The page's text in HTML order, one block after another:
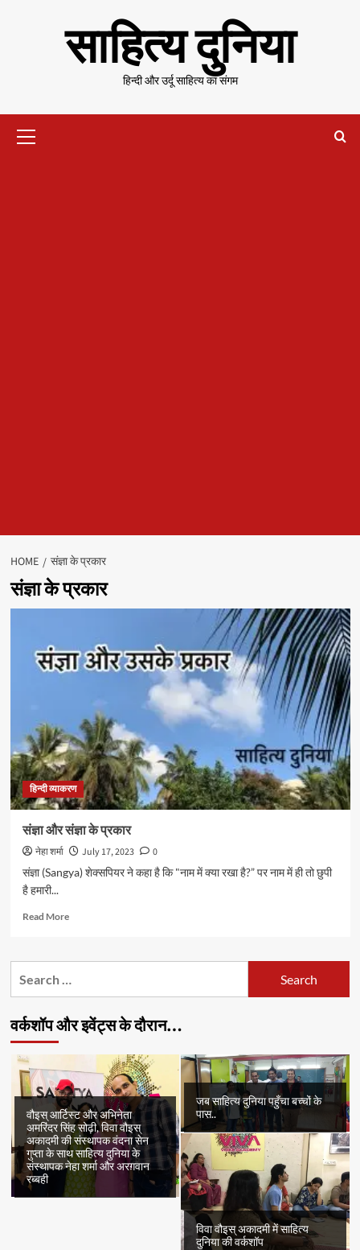
साहित्य दुनिया
हिन्दी और उर्दू साहित्य का संगम
Menu
HOME संज्ञा के प्रकार
संज्ञा के प्रकार
हिन्दी व्याकरण
संज्ञा और संज्ञा के प्रकार
नेहा शर्मा July 17, 2023
0
संज्ञा (Sangya) शेक्सपियर ने कहा है कि "नाम में क्या रखा है?” पर नाम में ही तो छुपी
है हमारी...
Read MoreRead
संज्ञा
प्रकार
वर्कशॉप और इवेंट्स के दौरान…
वौइस् आर्टिस्ट और अभिनेता
अमरिंदर सिंह सोढ़ी, विवा वौइस्
अकादमी की संस्थापक वंदना सेन
गुप्ता के साथ साहित्य दुनिया के
संस्थापक नेहा शर्मा और अरग़वान
रब्बही
जब साहित्य दुनिया पहुँचा बच्चों के
पास..
विवा वौइस् अकादमी में साहित्य
दुनिया की वर्कशॉप